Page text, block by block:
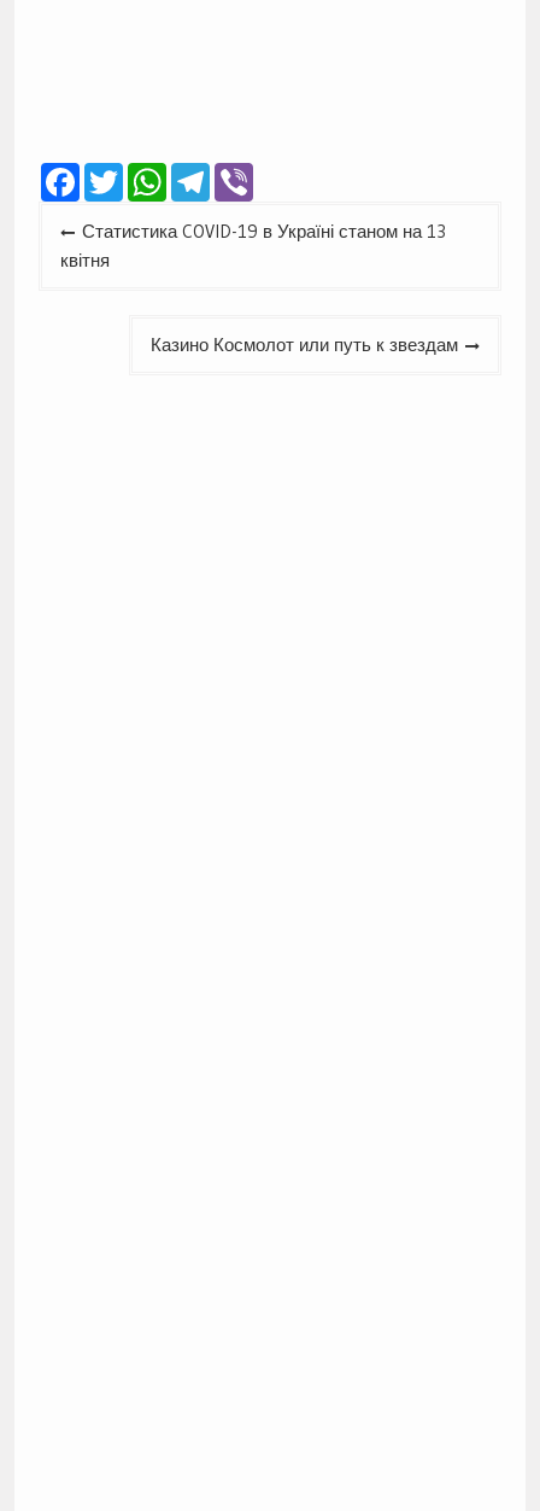
Facebook
TwitterWhatsApp
Telegram
Viber
Навігація
записів
Статистика COVID-19 в Україні станом на 13
квітня
Казино Космолот или путь к звездам